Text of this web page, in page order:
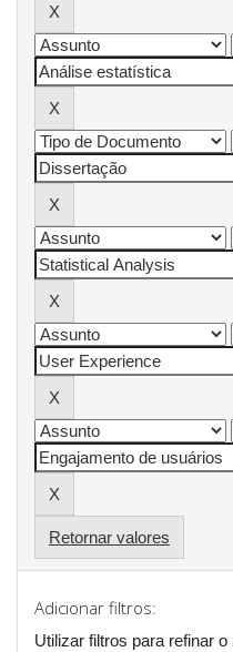
Retornar valores
Adicionar filtros:
Utilizar filtros para refinar